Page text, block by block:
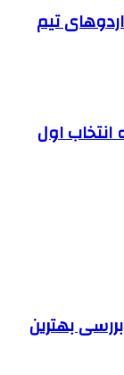
تیم
انتخاب اول
بهترین